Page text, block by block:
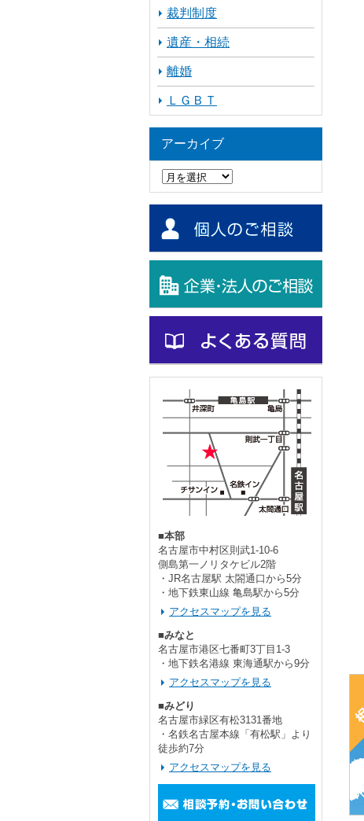
裁判制度
遺産・相続
離婚
ＬＧＢＴ
アーカイブ
ブ
■本部
名古屋市中村区則武1-10-6
側島第一ノリタケビル2階
・JR名古屋駅 太閤通口から5分
・地下鉄東山線 亀島駅から5分
アクセスマップを見る
■みなと
名古屋市港区七番町3丁目1-3
・地下鉄名港線 東海通駅から9分
アクセスマップを見る
■みどり
名古屋市緑区有松3131番地
・名鉄名古屋本線「有松駅」より
徒歩約7分
アクセスマップを見る